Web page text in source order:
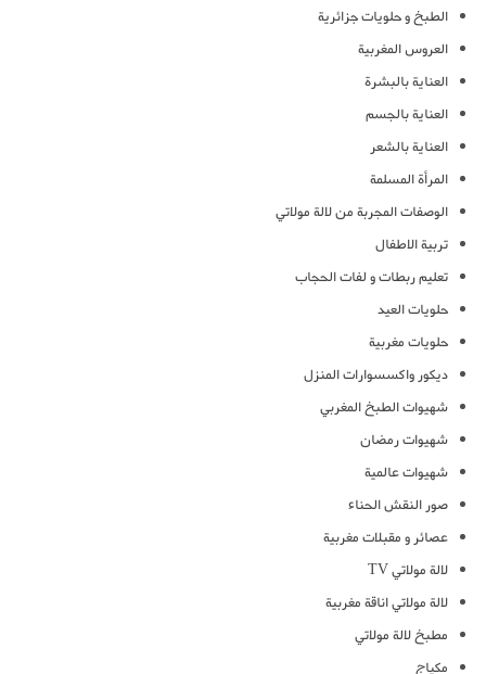
الطبخ و حلويات جزائرية
العروس المغربية
العناية بالبشرة
العناية بالجسم
العناية بالشعر
المرأة المسلمة
الوصفات المجربة من لالة مولاتي
تربية الاطفال
تعليم ربطات و لفات الحجاب
حلويات العيد
حلويات مغربية
ديكور واكسسوارات المنزل
شهيوات الطبخ المغربي
شهيوات رمضان
شهيوات عالمية
صور النقش الحناء
عصائر و مقبلات مغربية
لالة مولاتي TV
لالة مولاتي اناقة مغربية
مطبخ لالة مولاتي
مكياج